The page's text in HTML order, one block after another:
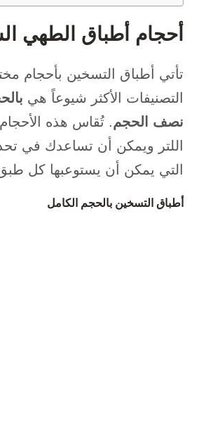
أحجام أطباق الطهي
تأتي أطباق التسخين بأحجام
التصنيفات الأكثر شيوعاً هي
نصف الحجم. تُقاس هذه
اللتر ويمكن أن تساعدك في
التي يمكن أن يستوعبها كل
أطباق التسخين بالحجم الكامل